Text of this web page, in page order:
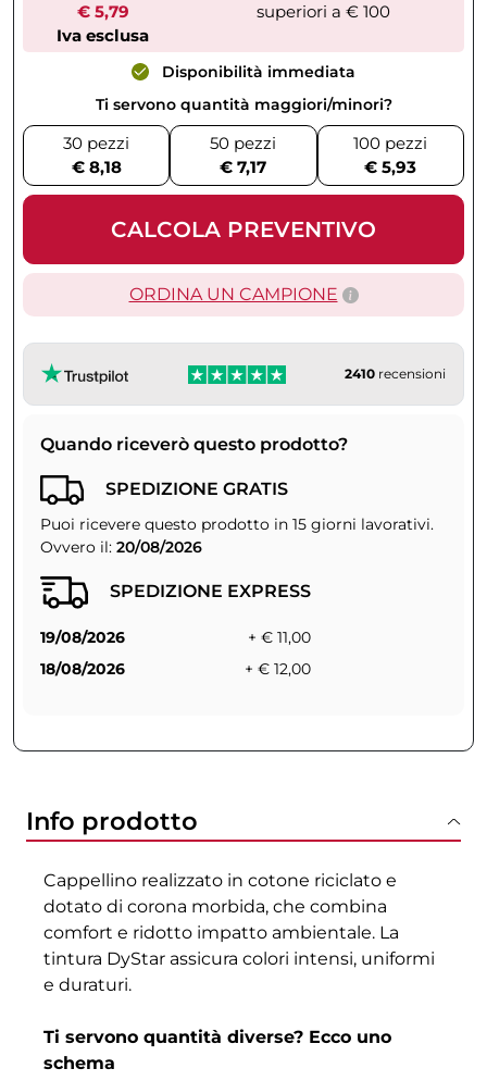
€ 5,79
Iva esclusa
superiori a € 100
Disponibilità immediata
Ti servono quantità maggiori/minori?
30 pezzi
€ 8,18
50 pezzi
€ 7,17
100 pezzi
€ 5,93
CALCOLA PREVENTIVO
ORDINA UN CAMPIONE
2410 recensioni
Quando riceverò questo prodotto?
SPEDIZIONE GRATIS
Puoi ricevere questo prodotto in 15 giorni lavorativi.
Ovvero il: 20/08/2026
SPEDIZIONE EXPRESS
19/08/2026
+ € 11,00
18/08/2026
+ € 12,00
Info prodotto
Cappellino realizzato in cotone riciclato e
dotato di corona morbida, che combina
comfort e ridotto impatto ambientale. La
tintura DyStar assicura colori intensi, uniformi
e duraturi.
Ti servono quantità diverse? Ecco uno
schema